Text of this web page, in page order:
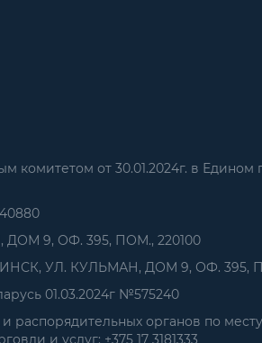
от 30.01.2024г. в
9, ОФ. 395, ПОМ., 220100
УЛ. КУЛЬМАН, ДОМ 9, ОФ. 395,
01.03.2024г №575240
распорядительных органов по
и услуг: +375 17 3181333